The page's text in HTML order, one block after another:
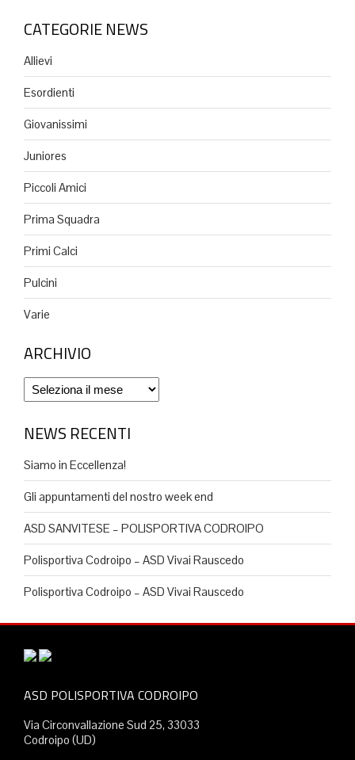
CATEGORIE NEWS
Allievi
Esordienti
Giovanissimi
Juniores
Piccoli Amici
Prima Squadra
Primi Calci
Pulcini
Varie
ARCHIVIO
Archivio
NEWS RECENTI
Siamo in Eccellenza!
Gli appuntamenti del nostro week end
ASD SANVITESE – POLISPORTIVA CODROIPO
Polisportiva Codroipo – ASD Vivai Rauscedo
Polisportiva Codroipo – ASD Vivai Rauscedo
ASD POLISPORTIVA CODROIPO
Via Circonvallazione Sud 25, 33033
Codroipo (UD)